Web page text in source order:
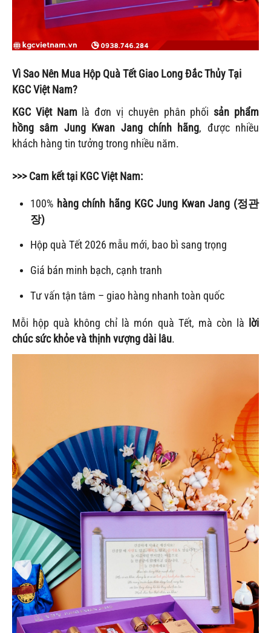
Vì Sao Nên Mua Hộp Quà Tết Giao Long Đắc Thủy Tại
KGC Việt Nam?
KGC Việt Namlà đơn vị chuyên phân phối sản phẩm
hồng sâm Jung Kwan Jang chính hãng, được nhiều
khách hàng tin tưởng trong nhiều năm.
>>> Cam kết tại KGC Việt Nam:
100% hàng chính hãng KGC Jung Kwan Jang (정관
장)
Hộp quà Tết 2026 mẫu mới, bao bì sang trọng
Giá bán minh bạch, cạnh tranh
Tư vấn tận tâm – giao hàng nhanh toàn quốc
Mỗi hộp quà không chỉ là món quà Tết, mà còn là lời
chúc sức khỏe và thịnh vượng dài lâu.